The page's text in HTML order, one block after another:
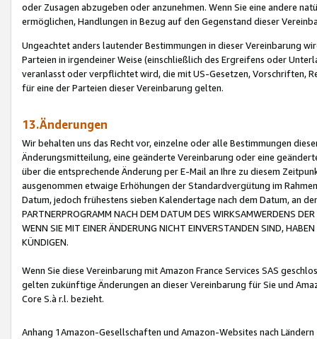
oder Zusagen abzugeben oder anzunehmen. Wenn Sie eine andere
ermöglichen, Handlungen in Bezug auf den Gegenstand dieser
Ungeachtet anders lautender Bestimmungen in dieser Vereinbarung
Parteien in irgendeiner Weise (einschließlich des Ergreifens oder
veranlasst oder verpflichtet wird, die mit US-Gesetzen, Vorschriften,
für eine der Parteien dieser Vereinbarung gelten.
13.Änderungen
Wir behalten uns das Recht vor, einzelne oder alle Bestimmungen
Änderungsmitteilung, eine geänderte Vereinbarung oder eine
über die entsprechende Änderung per E-Mail an Ihre zu diesem
ausgenommen etwaige Erhöhungen der Standardvergütung im
Datum, jedoch frühestens sieben Kalendertage nach dem Datum, an
PARTNERPROGRAMM NACH DEM DATUM DES WIRKSAMWERDENS
WENN SIE MIT EINER ÄNDERUNG NICHT EINVERSTANDEN SIND,
KÜNDIGEN.
Wenn Sie diese Vereinbarung mit Amazon France Services SAS
gelten zukünftige Änderungen an dieser Vereinbarung für Sie und
Core S.à r.l. bezieht.
Anhang 1Amazon-Gesellschaften und Amazon-Websites nach Ländern